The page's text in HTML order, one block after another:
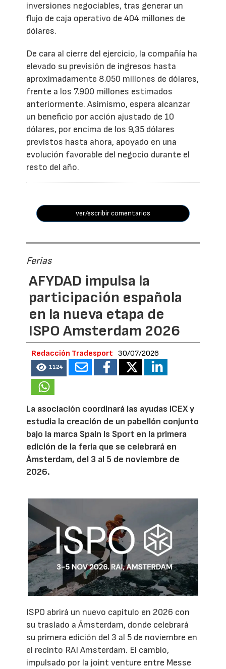
inversiones negociables, tras generar un
flujo de caja operativo de 404 millones de
dólares.
De cara al cierre del ejercicio, la compañía ha
elevado su previsión de ingresos hasta
aproximadamente 8.050 millones de dólares,
frente a los 7.900 millones estimados
anteriormente. Asimismo, espera alcanzar
un beneficio por acción ajustado de 10
dólares, por encima de los 9,35 dólares
previstos hasta ahora, apoyado en una
evolución favorable del negocio durante el
resto del año.
ver/escribir comentarios
Ferias
AFYDAD impulsa la
participación española
en la nueva etapa de
ISPO Amsterdam 2026
Redacción Tradesport 30/07/2026
1124
La asociación coordinará las ayudas ICEX y
estudia la creación de un pabellón conjunto
bajo la marca Spain Is Sport en la primera
edición de la feria que se celebrará en
Ámsterdam, del 3 al 5 de noviembre de
2026.
ISPO abrirá un nuevo capítulo en 2026 con
su traslado a Ámsterdam, donde celebrará
su primera edición del 3 al 5 de noviembre en
el recinto RAI Amsterdam. El cambio,
impulsado por la joint venture entre Messe